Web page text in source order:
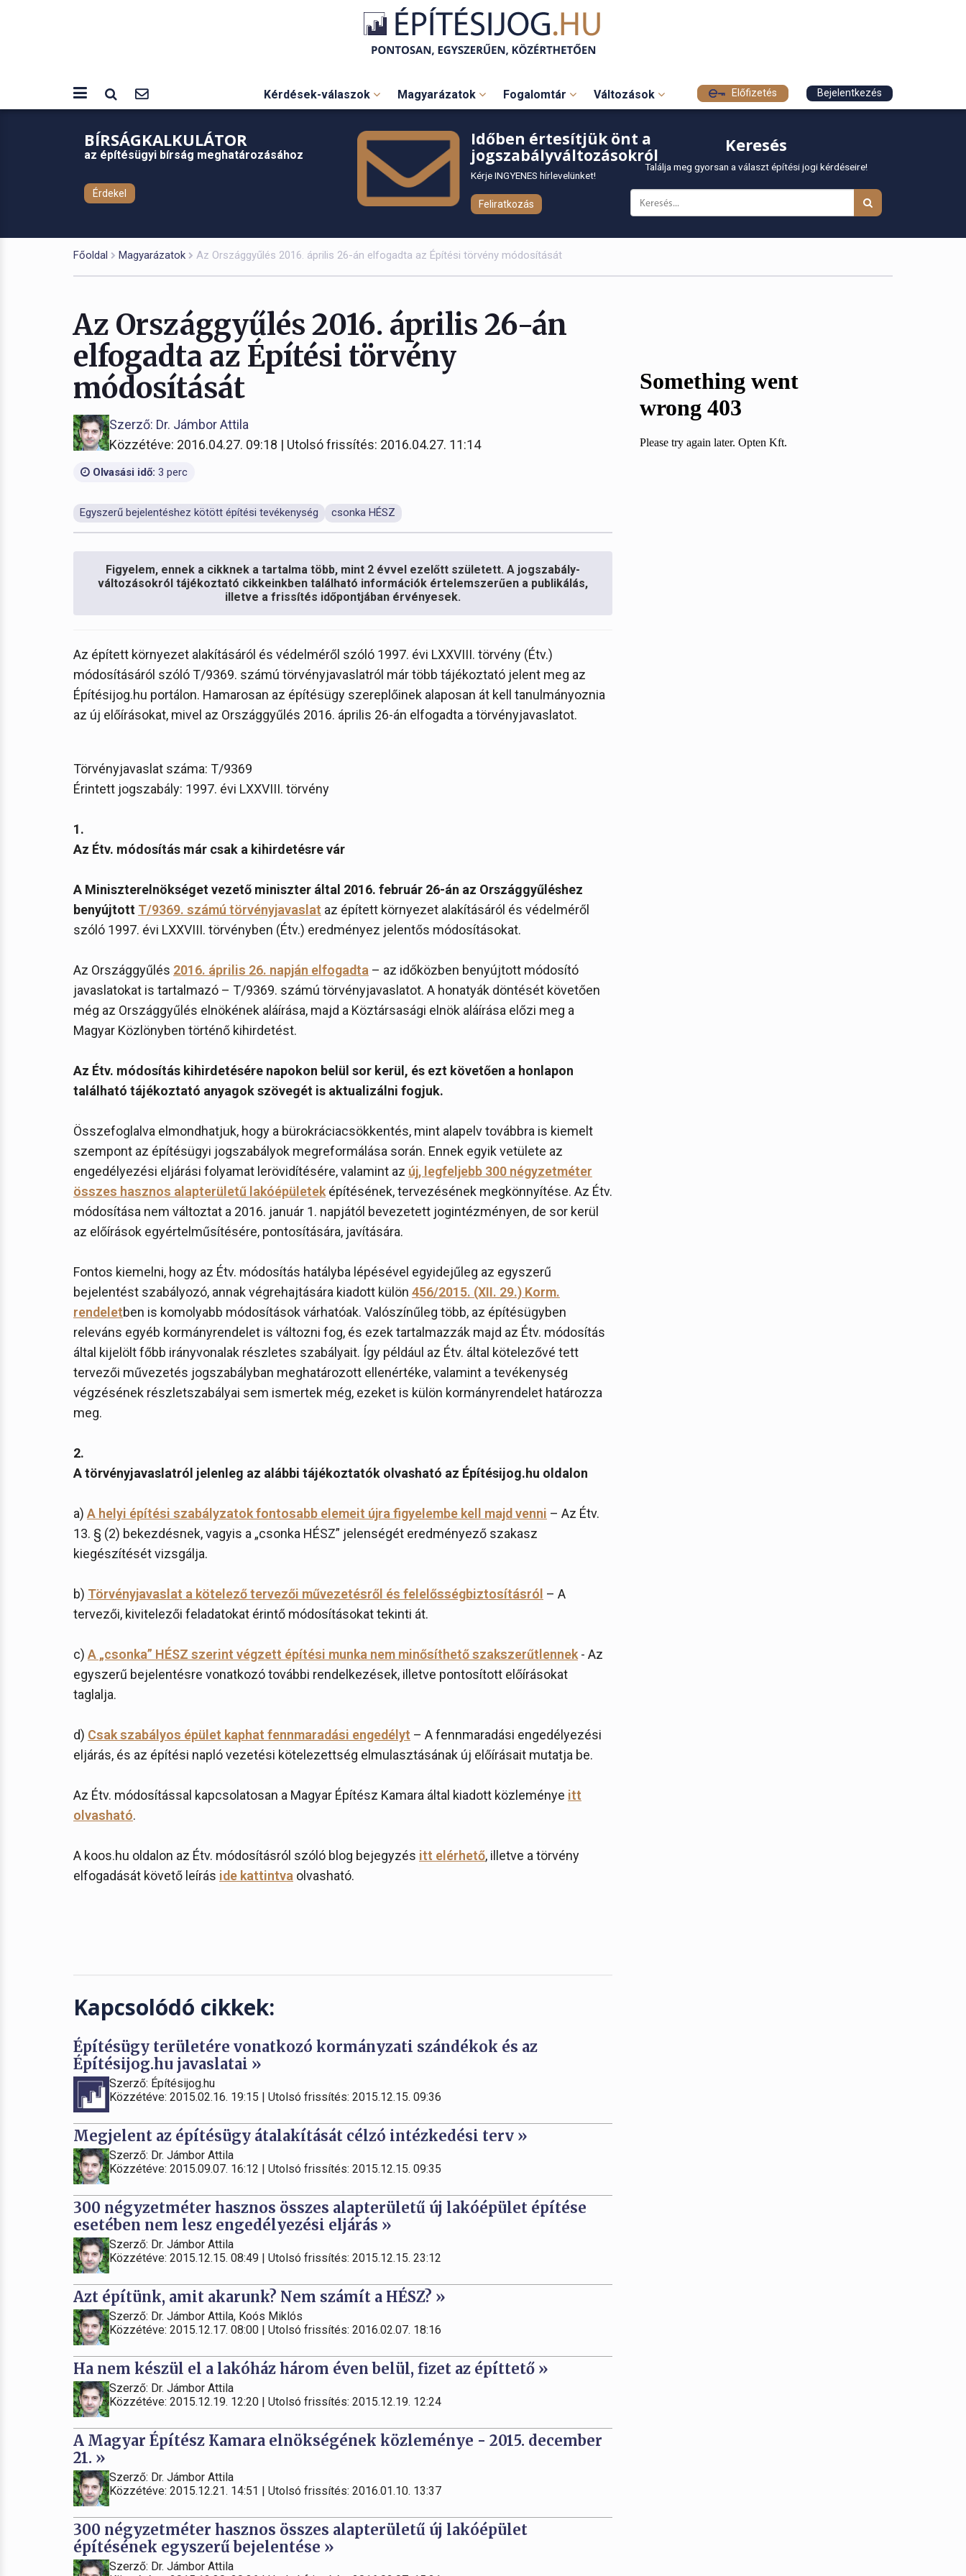
Kérdések-válaszok Magyarázatok Fogalomtár Változások Előfizetés Bejelentkezés
BÍRSÁGKALKULÁTOR
az építésügyi bírság meghatározásához
Érdekel
Időben értesítjük önt a
jogszabályváltozásokról
Kérje INGYENES hírlevelünket!
Feliratkozás
Keresés
Találja meg gyorsan a választ építési jogi kérdéseire!
Főoldal Magyarázatok Az Országgyűlés 2016. április 26-án elfogadta az Építési törvény módosítását
Az Országgyűlés 2016. április 26-án
elfogadta az Építési törvény
módosítását
Szerző: Dr. Jámbor Attila
Közzétéve: 2016.04.27. 09:18 | Utolsó frissítés: 2016.04.27. 11:14
Olvasási idő: 3 perc
Egyszerű bejelentéshez kötött építési tevékenység csonka HÉSZ
Figyelem, ennek a cikknek a tartalma több, mint 2 évvel ezelőtt született. A jogszabály-
változásokról tájékoztató cikkeinkben található információk értelemszerűen a publikálás,
illetve a frissítés időpontjában érvényesek.
Az épített környezet alakításáról és védelméről szóló 1997. évi LXXVIII. törvény (Étv.)
módosításáról szóló T/9369. számú törvényjavaslatról már több tájékoztató jelent meg az
Építésijog.hu portálon. Hamarosan az építésügy szereplőinek alaposan át kell tanulmányoznia
az új előírásokat, mivel az Országgyűlés 2016. április 26-án elfogadta a törvényjavaslatot.
Törvényjavaslat száma: T/9369
Érintett jogszabály: 1997. évi LXXVIII. törvény
1.
Az Étv. módosítás már csak a kihirdetésre vár
A Miniszterelnökséget vezető miniszter által 2016. február 26-án az Országgyűléshez
benyújtott T/9369. számú törvényjavaslat az épített környezet alakításáról és védelméről
szóló 1997. évi LXXVIII. törvényben (Étv.) eredményez jelentős módosításokat.
Az Országgyűlés 2016. április 26. napján elfogadta – az időközben benyújtott módosító
javaslatokat is tartalmazó – T/9369. számú törvényjavaslatot. A honatyák döntését követően
még az Országgyűlés elnökének aláírása, majd a Köztársasági elnök aláírása előzi meg a
Magyar Közlönyben történő kihirdetést.
Az Étv. módosítás kihirdetésére napokon belül sor kerül, és ezt követően a honlapon
található tájékoztató anyagok szövegét is aktualizálni fogjuk.
Összefoglalva elmondhatjuk, hogy a bürokráciacsökkentés, mint alapelv továbbra is kiemelt
szempont az építésügyi jogszabályok megreformálása során. Ennek egyik vetülete az
engedélyezési eljárási folyamat lerövidítésére, valamint az új, legfeljebb 300 négyzetméter
összes hasznos alapterületű lakóépületek építésének, tervezésének megkönnyítése. Az Étv.
módosítása nem változtat a 2016. január 1. napjától bevezetett jogintézményen, de sor kerül
az előírások egyértelműsítésére, pontosítására, javítására.
Fontos kiemelni, hogy az Étv. módosítás hatályba lépésével egyidejűleg az egyszerű
bejelentést szabályozó, annak végrehajtására kiadott külön 456/2015. (XII. 29.) Korm.
rendeletben is komolyabb módosítások várhatóak. Valószínűleg több, az építésügyben
releváns egyéb kormányrendelet is változni fog, és ezek tartalmazzák majd az Étv. módosítás
által kijelölt főbb irányvonalak részletes szabályait. Így például az Étv. által kötelezővé tett
tervezői művezetés jogszabályban meghatározott ellenértéke, valamint a tevékenység
végzésének részletszabályai sem ismertek még, ezeket is külön kormányrendelet határozza
meg.
2.
A törvényjavaslatról jelenleg az alábbi tájékoztatók olvasható az Építésijog.hu oldalon
a) A helyi építési szabályzatok fontosabb elemeit újra figyelembe kell majd venni – Az Étv.
13. § (2) bekezdésnek, vagyis a „csonka HÉSZ” jelenségét eredményező szakasz
kiegészítését vizsgálja.
b) Törvényjavaslat a kötelező tervezői művezetésről és felelősségbiztosításról – A
tervezői, kivitelezői feladatokat érintő módosításokat tekinti át.
c) A „csonka” HÉSZ szerint végzett építési munka nem minősíthető szakszerűtlennek - Az
egyszerű bejelentésre vonatkozó további rendelkezések, illetve pontosított előírásokat
taglalja.
d) Csak szabályos épület kaphat fennmaradási engedélyt – A fennmaradási engedélyezési
eljárás, és az építési napló vezetési kötelezettség elmulasztásának új előírásait mutatja be.
Az Étv. módosítással kapcsolatosan a Magyar Építész Kamara által kiadott közleménye itt
olvasható.
A koos.hu oldalon az Étv. módosításról szóló blog bejegyzés itt elérhető, illetve a törvény
elfogadását követő leírás ide kattintva olvasható.
Kapcsolódó cikkek:
Építésügy területére vonatkozó kormányzati szándékok és az
Építésijog.hu javaslatai »
Szerző: Építésijog.hu
Közzétéve: 2015.02.16. 19:15 | Utolsó frissítés: 2015.12.15. 09:36
Megjelent az építésügy átalakítását célzó intézkedési terv »
Szerző: Dr. Jámbor Attila
Közzétéve: 2015.09.07. 16:12 | Utolsó frissítés: 2015.12.15. 09:35
300 négyzetméter hasznos összes alapterületű új lakóépület építése
esetében nem lesz engedélyezési eljárás »
Szerző: Dr. Jámbor Attila
Közzétéve: 2015.12.15. 08:49 | Utolsó frissítés: 2015.12.15. 23:12
Azt építünk, amit akarunk? Nem számít a HÉSZ? »
Szerző: Dr. Jámbor Attila, Koós Miklós
Közzétéve: 2015.12.17. 08:00 | Utolsó frissítés: 2016.02.07. 18:16
Ha nem készül el a lakóház három éven belül, fizet az építtető »
Szerző: Dr. Jámbor Attila
Közzétéve: 2015.12.19. 12:20 | Utolsó frissítés: 2015.12.19. 12:24
A Magyar Építész Kamara elnökségének közleménye - 2015. december
21. »
Szerző: Dr. Jámbor Attila
Közzétéve: 2015.12.21. 14:51 | Utolsó frissítés: 2016.01.10. 13:37
300 négyzetméter hasznos összes alapterületű új lakóépület
építésének egyszerű bejelentése »
Szerző: Dr. Jámbor Attila